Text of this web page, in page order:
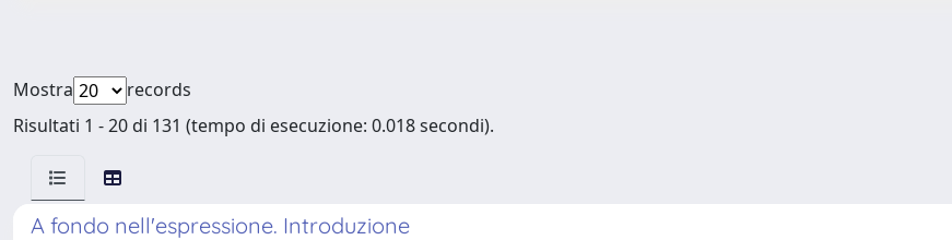
Mostra
records
Risultati 1 - 20 di 131 (tempo di esecuzione: 0.018 secondi).
A fondo nell'espressione. Introduzione